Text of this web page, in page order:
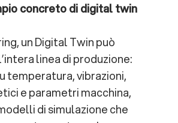
concreto di digital twin
un Digital Twin può
linea di produzione:
temperatura, vibrazioni,
e parametri macchina,
di simulazione che